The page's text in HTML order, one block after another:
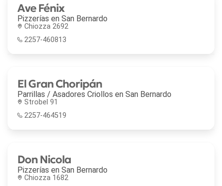
Ave Fénix
Pizzerías en San Bernardo
Chiozza 2692
2257-460813
El Gran Choripán
Parrillas / Asadores Criollos en San Bernardo
Strobel 91
2257-464519
Don Nicola
Pizzerías en San Bernardo
Chiozza 1682